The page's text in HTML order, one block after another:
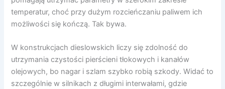
temperatur, choć przy dużym rozcieńczaniu paliwem ich
możliwości się kończą. Tak bywa.
W konstrukcjach dieslowskich liczy się zdolność do
utrzymania czystości pierścieni tłokowych i kanałów
olejowych, bo nagar i szlam szybko robią szkody. Widać to
szczególnie w silnikach z długimi interwałami, gdzie